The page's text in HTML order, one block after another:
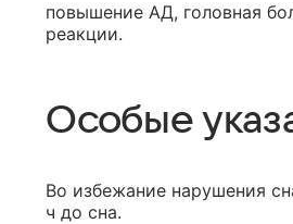
повышение АД, головная
реакции.
Особые
Во избежание нарушения
ч до сна.